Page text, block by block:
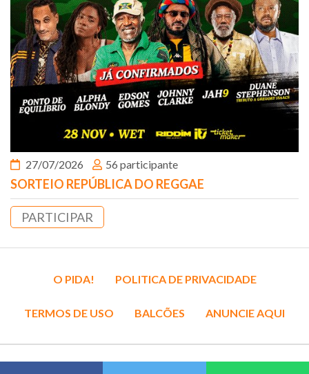
27/07/2026 56 participante
SORTEIO REPÚBLICA DO REGGAE
PARTICIPAR
O PIDA! POLITICA DE PRIVACIDADE
TERMOS DE USO BALCÕES ANUNCIE AQUI